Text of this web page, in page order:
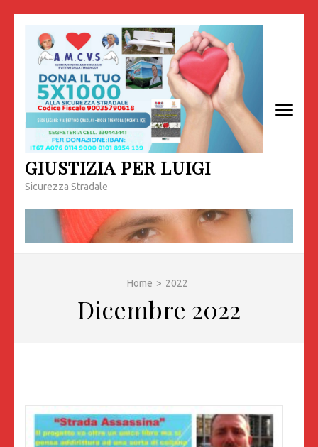
contenuto
(premi
invio)
GIUSTIZIA PER LUIGI
Sicurezza Stradale
Home > 2022
Dicembre 2022